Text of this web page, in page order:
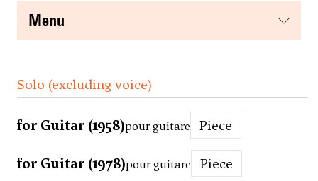
menu
Solo (excluding voice)
for Guitar (1958)pour guitare Piece
for Guitar (1978)pour guitare Piece